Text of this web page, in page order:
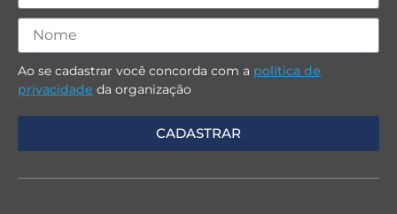
Ao se cadastrar você concorda com a política de
privacidade da organização